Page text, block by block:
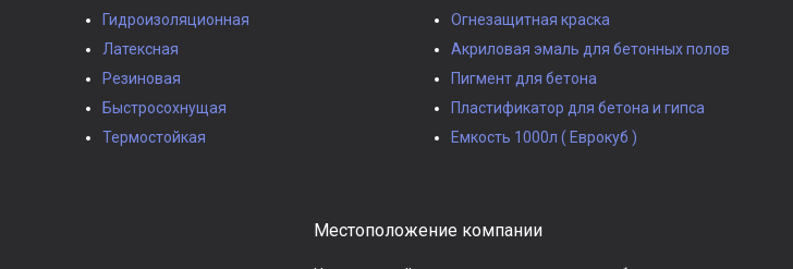
Гидроизоляционная
Латексная
Резиновая
Быстросохнущая
Термостойкая
Огнезащитная краска
Акриловая эмаль для бетонных полов
Пигмент для бетона
Пластификатор для бетона и гипса
Емкость 1000л ( Еврокуб )
Местоположение компании